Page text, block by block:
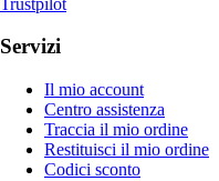
Servizi
Il mio account
Centro assistenza
Traccia il mio ordine
Restituisci il mio ordine
Codici sconto